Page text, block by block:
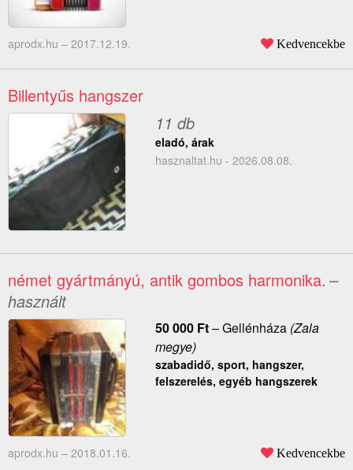
aprodx.hu – 2017.12.19. Kedvencekbe
Billentyűs hangszer
11 db
eladó, árak
hasznaltat.hu - 2026.08.08.
német gyártmányú, antik gombos harmonika. –
használt
50 000 Ft–Gellénháza(Zala
megye)
szabadidő, sport, hangszer,
felszerelés, egyéb hangszerek
aprodx.hu – 2018.01.16. Kedvencekbe